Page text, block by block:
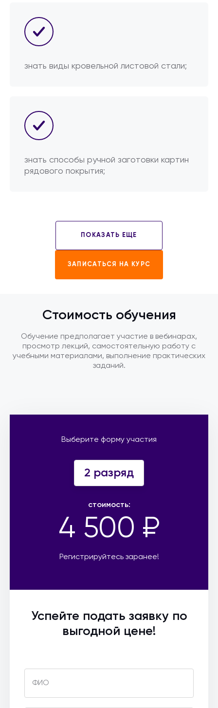
знать виды кровельной листовой стали;
знать способы ручной заготовки картин
рядового покрытия;
ПОКАЗАТЬ ЕЩЕ
ЗАПИСАТЬСЯ НА КУРС
Стоимость обучения
Обучение предполагает участие в вебинарах,
просмотр лекций, самостоятельную работу с
учебными материалами, выполнение практических
заданий.
Выберите форму участия
2 разряд
стоимость:
4 500 ₽
Регистрируйтесь заранее!
Успейте подать заявку по
выгодной цене!
ФИО